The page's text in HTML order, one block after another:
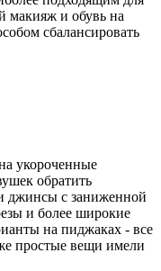
макияж и обувь на
сбалансировать
укороченные
обратить
с заниженной
и более широкие
на пиджаках - все
простые вещи имели